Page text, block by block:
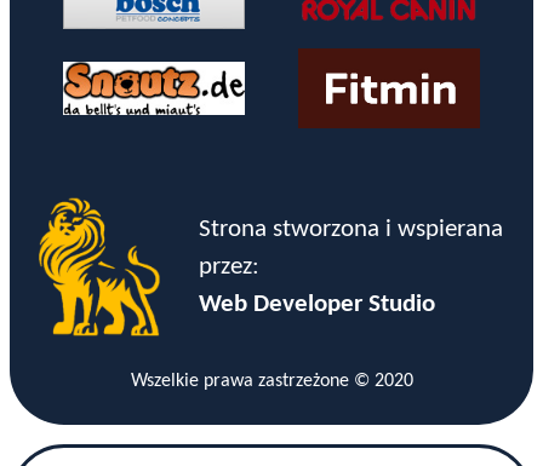
Strona stworzona i wspierana
przez:
Web Developer Studio
Wszelkie prawa zastrzeżone © 2020